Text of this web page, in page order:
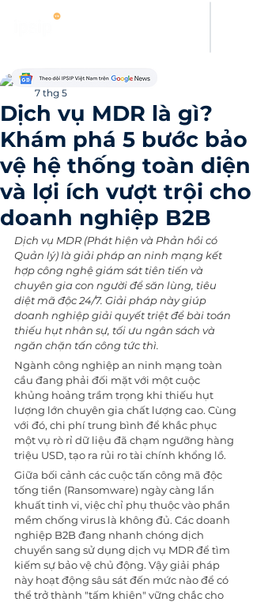
Dịch vụ MDR là gì?
Khám phá 5 bước bảo
vệ hệ thống toàn diện
và lợi ích vượt trội cho
doanh nghiệp B2B
Thanh Hoang
7 thg 5
Dịch vụ MDR (Phát hiện và Phản hồi có
Quản lý) là giải pháp an ninh mạng kết
hợp công nghệ giám sát tiên tiến và
chuyên gia con người để săn lùng, tiêu
diệt mã độc 24/7. Giải pháp này giúp
doanh nghiệp giải quyết triệt để bài toán
thiếu hụt nhân sự, tối ưu ngân sách và
ngăn chặn tấn công tức thì.
Ngành công nghiệp an ninh mạng toàn
cầu đang phải đối mặt với một cuộc
khủng hoảng trầm trọng khi thiếu hụt
lượng lớn chuyên gia chất lượng cao. Cùng
với đó, chi phí trung bình để khắc phục
một vụ rò rỉ dữ liệu đã chạm ngưỡng hàng
triệu USD, tạo ra rủi ro tài chính khổng lồ.
Giữa bối cảnh các cuộc tấn công mã độc
tống tiền (Ransomware) ngày càng lẩn
khuất tinh vi, việc chỉ phụ thuộc vào phần
mềm chống virus là không đủ. Các doanh
nghiệp B2B đang nhanh chóng dịch
chuyển sang sử dụng dịch vụ MDR để tìm
kiếm sự bảo vệ chủ động. Vậy giải pháp
này hoạt động sâu sát đến mức nào để có
thể trở thành "tấm khiên" vững chắc cho